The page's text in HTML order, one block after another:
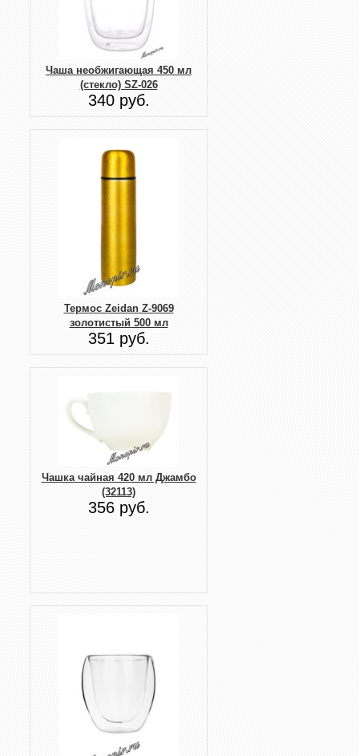
Чаша необжигающая 450 мл
(стекло) SZ-026
340 руб.
Термос Zeidan Z-9069
золотистый 500 мл
351 руб.
Чашка чайная 420 мл Джамбо
(32113)
356 руб.